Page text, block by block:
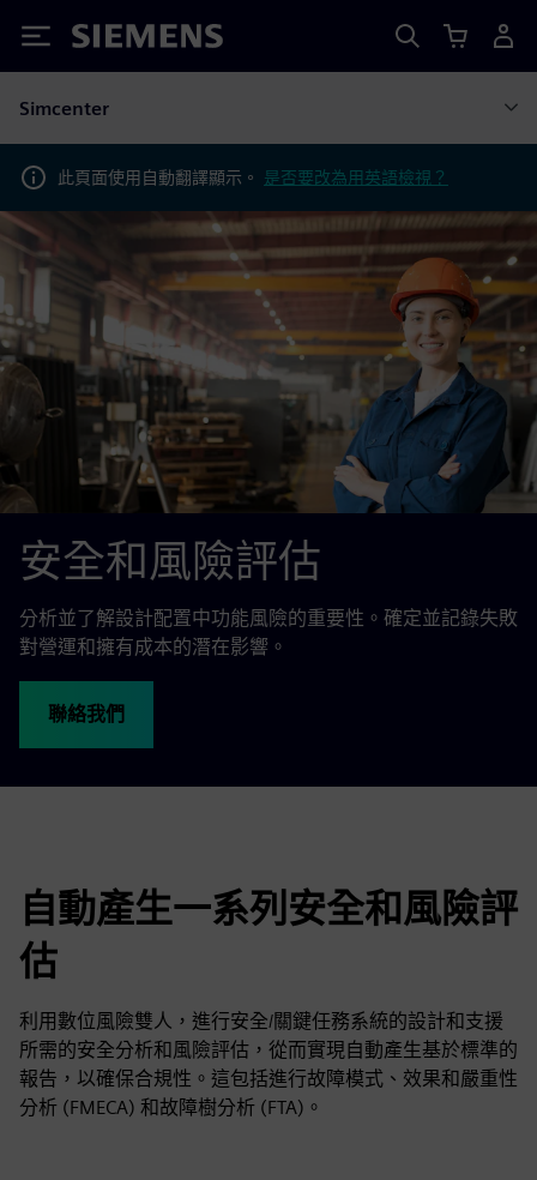
Siemens
Simcenter
此頁面使用自動翻譯顯示。 是否要改為用英語檢視？
安全和風險評估
分析並了解設計配置中功能風險的重要性。確定並記錄失敗
對營運和擁有成本的潛在影響。
聯絡我們
自動產生一系列安全和風險評
估
利用數位風險雙人，進行安全/關鍵任務系統的設計和支援
所需的安全分析和風險評估，從而實現自動產生基於標準的
報告，以確保合規性。這包括進行故障模式、效果和嚴重性
分析 (FMECA) 和故障樹分析 (FTA)。